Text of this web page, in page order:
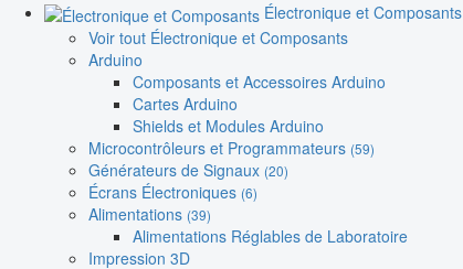
Électronique et Composants
Voir tout Électronique et Composants
Arduino
Composants et Accessoires Arduino
Cartes Arduino
Shields et Modules Arduino
Microcontrôleurs et Programmateurs (59)
Générateurs de Signaux (20)
Écrans Électroniques (6)
Alimentations (39)
Alimentations Réglables de Laboratoire
Impression 3D